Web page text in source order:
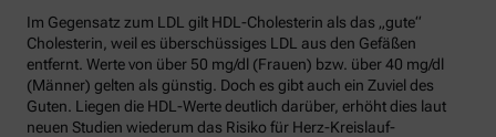
Im Gegensatz zum LDL gilt HDL-Cholesterin als das „gute“
Cholesterin, weil es überschüssiges LDL aus den Gefäßen
entfernt. Werte von über 50 mg/dl (Frauen) bzw. über 40 mg/dl
(Männer) gelten als günstig. Doch es gibt auch ein Zuviel des
Guten. Liegen die HDL-Werte deutlich darüber, erhöht dies laut
neuen Studien wiederum das Risiko für Herz-Kreislauf-